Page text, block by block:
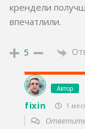
крендели
впечатлили.
5
Автор
fixin 1